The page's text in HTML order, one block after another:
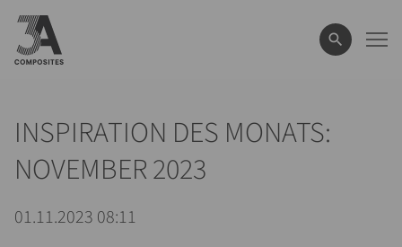
eingeben
INSPIRATION DES MONATS:
NOVEMBER 2023
01.11.2023 08:11